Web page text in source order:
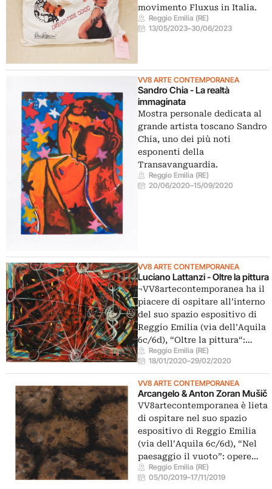
movimento Fluxus in Italia.
Reggio Emilia (RE)
13/05/2023–30/06/2023
VV8 ARTE CONTEMPORANEA
Sandro Chia - La realtà
immaginata
Mostra personale dedicata al
grande artista toscano Sandro
Chia, uno dei più noti
esponenti della
Transavanguardia.
Reggio Emilia (RE)
20/06/2020–15/09/2020
VV8 ARTE CONTEMPORANEA
Luciano Lattanzi - Oltre la pittura
¬VV8artecontemporanea ha il
piacere di ospitare all’interno
del suo spazio espositivo di
Reggio Emilia (via dell’Aquila
6c/6d), “Oltre la pittura“:…
Reggio Emilia (RE)
18/01/2020–29/02/2020
VV8 ARTE CONTEMPORANEA
Arcangelo & Anton Zoran Mušič
VV8artecontemporanea è lieta
di ospitare nel suo spazio
espositivo di Reggio Emilia
(via dell’Aquila 6c/6d), “Nel
paesaggio il vuoto”: opere…
Reggio Emilia (RE)
05/10/2019–17/11/2019